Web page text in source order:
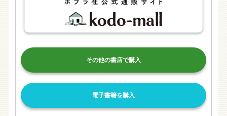
その他の書店で購入
電子書籍を購入